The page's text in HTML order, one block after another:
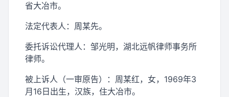
省大冶市。
法定代表人：周某先。
委托诉讼代理人：邹光明，湖北远帆律师事务所
律师。
被上诉人（一审原告）：周某红，女，1969年3
月16日出生，汉族，住大冶市。